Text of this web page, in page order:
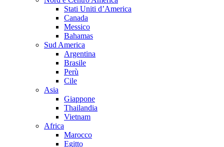
Stati Uniti d’America
Canada
Messico
Bahamas
Sud America
Argentina
Brasile
Perù
Cile
Asia
Giappone
Thailandia
Vietnam
Africa
Marocco
Egitto